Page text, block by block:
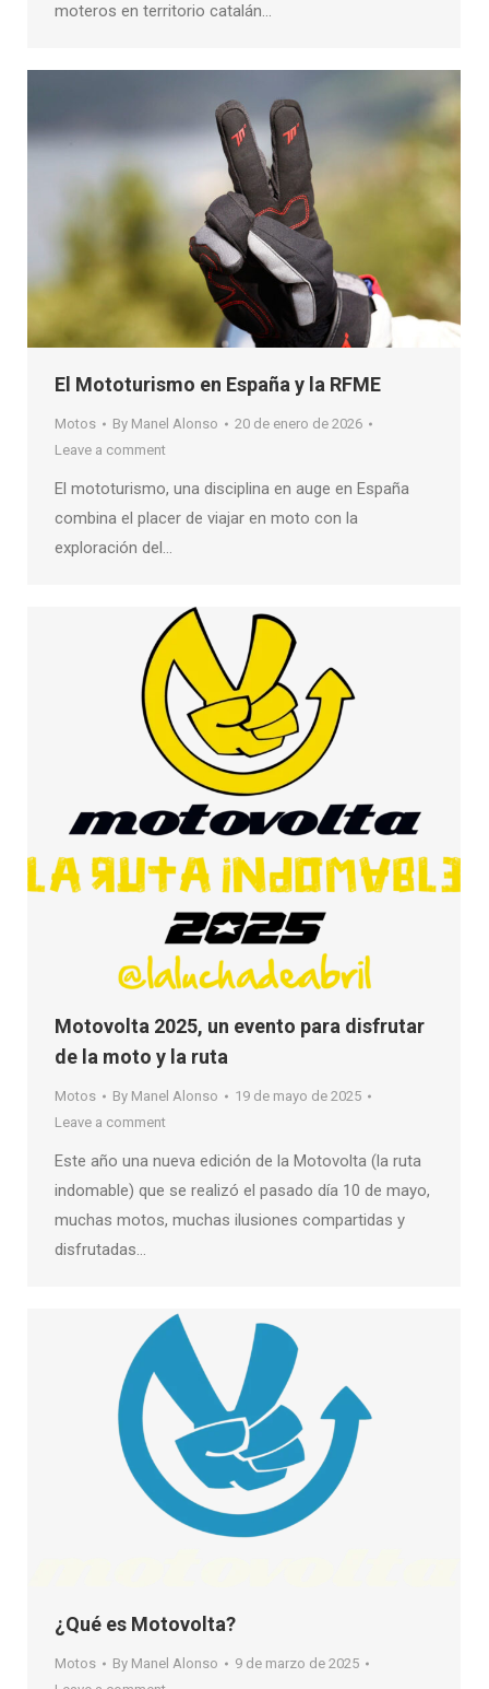
moteros en territorio catalán…
El Mototurismo en España y la RFME
Motos By Manel Alonso
20 de enero de 2026
Leave a comment
El mototurismo, una disciplina en auge en España
combina el placer de viajar en moto con la
exploración del…
Motovolta 2025, un evento para disfrutar
de la moto y la ruta
Motos By Manel Alonso
19 de mayo de 2025
Leave a comment
Este año una nueva edición de la Motovolta (la ruta
indomable) que se realizó el pasado día 10 de mayo,
muchas motos, muchas ilusiones compartidas y
disfrutadas…
¿Qué es Motovolta?
Motos By Manel Alonso
9 de marzo de 2025